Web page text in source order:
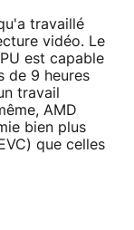
travaillé
vidéo. Le
est capable
de 9 heures
travail
AMD
bien plus
que celles